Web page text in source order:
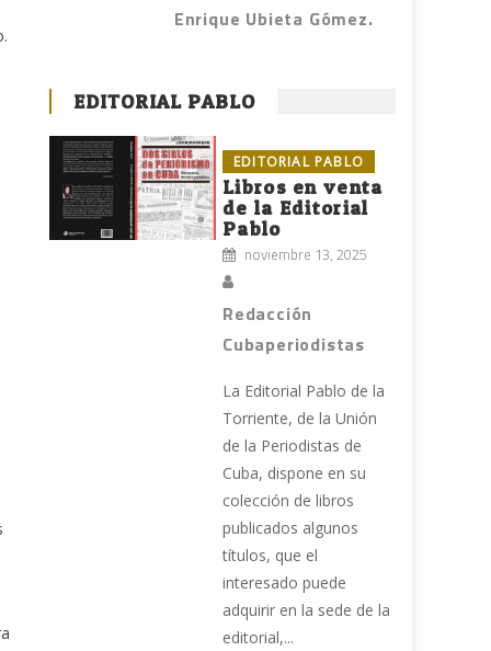
Enrique Ubieta Gómez.
EDITORIAL PABLO
EDITORIAL PABLO
Libros en venta
de la Editorial
Pablo
noviembre 13, 2025
Redacción
Cubaperiodistas
La Editorial Pablo de la
Torriente, de la Unión
de la Periodistas de
Cuba, dispone en su
colección de libros
publicados algunos
títulos, que el
interesado puede
adquirir en la sede de la
editorial,...